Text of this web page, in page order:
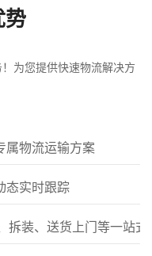
势
为您提供快速物流解决方
属物流运输方案
态实时跟踪
拆装、送货上门等一站